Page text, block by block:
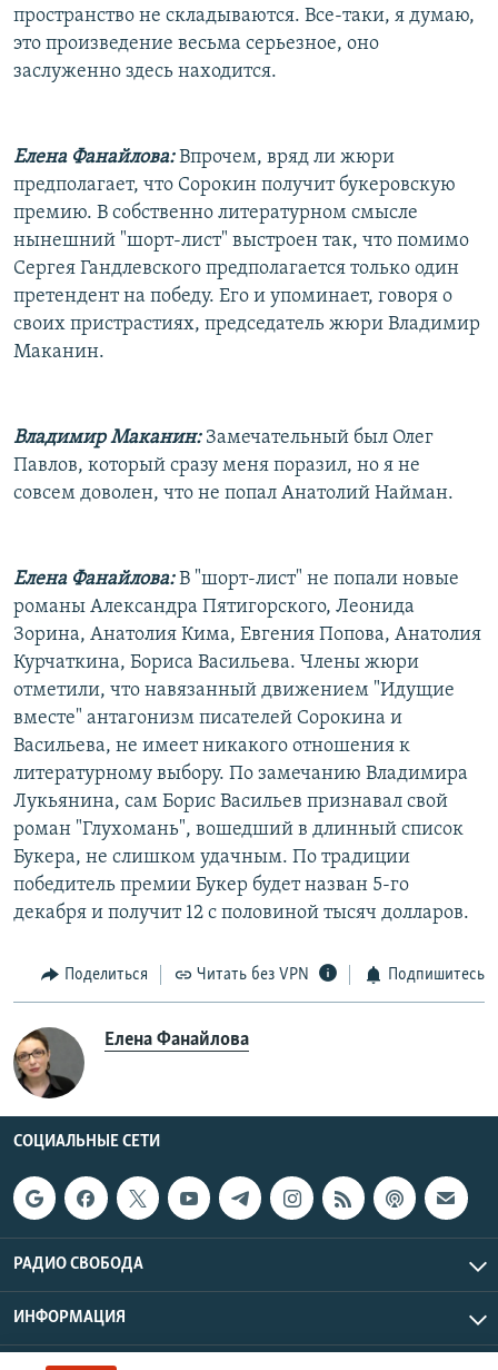
пространство не складываются. Все-таки, я думаю,
это произведение весьма серьезное, оно
заслуженно здесь находится.
Елена Фанайлова:Впрочем, вряд ли жюри
предполагает, что Сорокин получит букеровскую
премию. В собственно литературном смысле
нынешний "шорт-лист" выстроен так, что помимо
Сергея Гандлевского предполагается только один
претендент на победу. Его и упоминает, говоря о
своих пристрастиях, председатель жюри Владимир
Маканин.
Владимир Маканин:Замечательный был Олег
Павлов, который сразу меня поразил, но я не
совсем доволен, что не попал Анатолий Найман.
Елена Фанайлова:В "шорт-лист" не попали новые
романы Александра Пятигорского, Леонида
Зорина, Анатолия Кима, Евгения Попова, Анатолия
Курчаткина, Бориса Васильева. Члены жюри
отметили, что навязанный движением "Идущие
вместе" антагонизм писателей Сорокина и
Васильева, не имеет никакого отношения к
литературному выбору. По замечанию Владимира
Лукьянина, сам Борис Васильев признавал свой
роман "Глухомань", вошедший в длинный список
Букера, не слишком удачным. По традиции
победитель премии Букер будет назван 5-го
декабря и получит 12 с половиной тысяч долларов.
Поделиться Читать без VPN Подпишитесь
Елена Фанайлова
СОЦИАЛЬНЫЕ СЕТИ
РАДИО СВОБОДА
ИНФОРМАЦИЯ